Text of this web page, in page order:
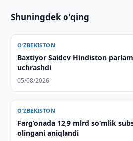
Shuningdek o'qing
O‘ZBEKISTON
Baxtiyor Saidov Hindiston
uchrashdi
05/08/2026
O‘ZBEKISTON
Farg‘onada 12,9 mlrd so‘mlik
olingani aniqlandi